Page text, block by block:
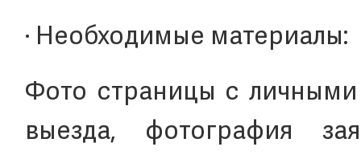
· Необходимые материалы:
Фото страницы с
выезда, фотография